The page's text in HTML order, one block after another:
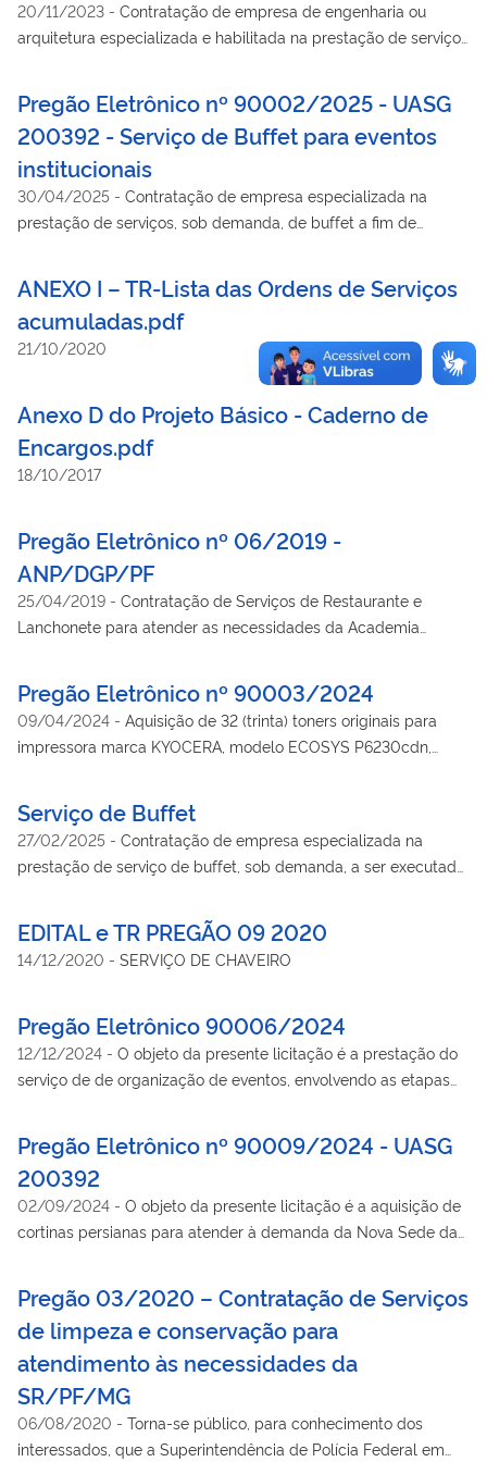
indireta e mediante o regime de empreitada por preço global,
visando atender as necessidades da Superintendência
condições, quantidades e exigências estabelecidas neste
Edital e seus anexos.
20/11/2023 - Contratação de empresa de engenharia ou
arquitetura especializada e habilitada na prestação de serviços
conforme condições e exigências estabelecidas no Edital e
Anexos.
Pregão Eletrônico nº 90002/2025 - UASG
200392 - Serviço de Buffet para eventos
institucionais
30/04/2025 - Contratação de empresa especializada na
prestação de serviços, sob demanda, de buffet a fim de
Workshops e cursos) a serem realizados pela Polícia Federal
na sede da Superintendência de Polícia Federal no Estado do
Ceará e na Delegacia da Polícia Federal em Juazeiro do
Norte/CE, conforme condições, quantidades e exigências
conforme edital publicado. Processo: 08270.001084/2025-97.
Total de Itens Licitados: 10. Abertura das Propostas:
16/04/2025 às 09h00 no site www.gov.br/compras.
LICITAÇÃO HOMOLOGADA. Contato: cpl.selog.srce@pf.gov.br.
https://www.gov.br/compras/edital/200392-5-00002-2025 e
preencher os campos "Número da Licitação", marcar o campo
"modalidades", ir até a caixa "Cód. UASG (Unid. de
Compra)>selecionar> incluir a UASG 200392 (Superintendência
da Polícia Federal no Ceará) e clicar em "OK".
ANEXO I – TR-Lista das Ordens de Serviços
acumuladas.pdf
21/10/2020
Anexo D do Projeto Básico - Caderno de
Encargos.pdf
18/10/2017
Pregão Eletrônico nº 06/2019 -
ANP/DGP/PF
25/04/2019 - Contratação de Serviços de Restaurante e
Lanchonete para atender as necessidades da Academia
Pregão Eletrônico nº 90003/2024
09/04/2024 - Aquisição de 32 (trinta) toners originais para
impressora marca KYOCERA, modelo ECOSYS P6230cdn,
Ciano; 08 (oito) TONER TK-5272M - Cor Magenta, conforme
condições e exigências estabelecidas neste instrumento.
Serviço de Buffet
27/02/2025 - Contratação de empresa especializada na
prestação de serviço de buffet, sob demanda, a ser executado
termos da tabela abaixo, conforme condições e exigências
estabelecidas no instrumento convocatório e anexos.
EDITAL e TR PREGÃO 09 2020
14/12/2020 - SERVIÇO DE CHAVEIRO
Pregão Eletrônico 90006/2024
12/12/2024 - O objeto da presente licitação é a prestação do
serviço de de organização de eventos, envolvendo as etapas
indispensáveis à plena execução dos projetos de eventos,
abrangendo apoio logístico, montagem, desmontagem e
manutenção de toda infraestrutura, conforme condições,
quantidades e exigências estabelecidas no Edital e seus
Pregão Eletrônico nº 90009/2024 - UASG
200392
02/09/2024 - O objeto da presente licitação é a aquisição de
cortinas persianas para atender à demanda da Nova Sede da
Abertura das Propostas: 27/08/2024 às 09h00 no site
www.gov.br/compras. LICITAÇÃO HOMOLOGADA. Contato:
cpl.selog.srce@pf.gov.br. Edital na íntegra no site
https://www.gov.br/compras/edital/200392-5-90009-2024 e
preencher os campos "Número da Licitação", marcar o campo
"modalidades", ir até a caixa "Cód. UASG (Unid. de
Pregão 03/2020 – Contratação de Serviços
de limpeza e conservação para
atendimento às necessidades da
SR/PF/MG
06/08/2020 - Torna-se público, para conhecimento dos
interessados, que a Superintendência de Polícia Federal em